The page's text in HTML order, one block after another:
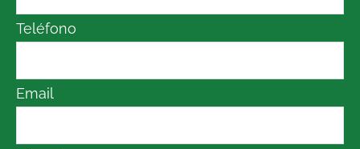
Teléfono
Email